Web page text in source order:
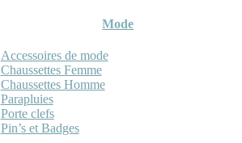
Mode
Accessoires de mode
Chaussettes Femme
Chaussettes Homme
Parapluies
Porte clefs
Pin’s et Badges